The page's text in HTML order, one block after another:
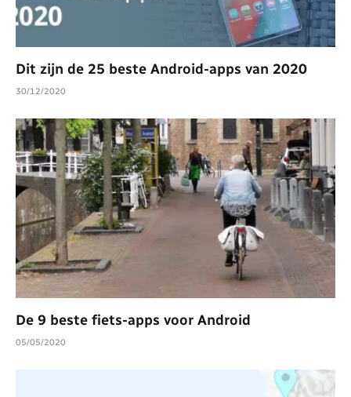
Dit zijn de 25 beste Android-apps van 2020
30/12/2020
De 9 beste fiets-apps voor Android
05/05/2020